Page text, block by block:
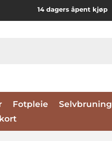
14 dagers åpent kjøp
Fotpleie Selvbruning